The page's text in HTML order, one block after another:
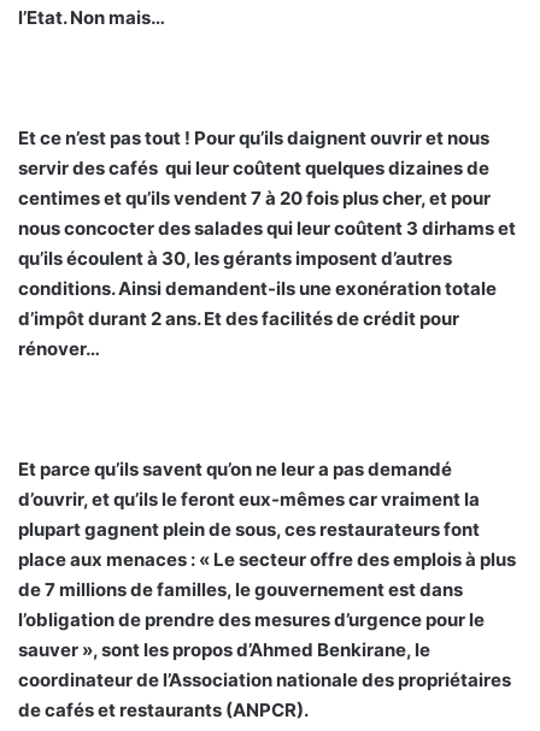
l’Etat. Non mais…
Et ce n’est pas tout ! Pour qu’ils daignent ouvrir et nous
servir des cafés qui leur coûtent quelques dizaines de
centimes et qu’ils vendent 7 à 20 fois plus cher, et pour
nous concocter des salades qui leur coûtent 3 dirhams et
qu’ils écoulent à 30, les gérants imposent d’autres
conditions. Ainsi demandent-ils une exonération totale
d’impôt durant 2 ans. Et des facilités de crédit pour
rénover…
Et parce qu’ils savent qu’on ne leur a pas demandé
d’ouvrir, et qu’ils le feront eux-mêmes car vraiment la
plupart gagnent plein de sous, ces restaurateurs font
place aux menaces : « Le secteur offre des emplois à plus
de 7 millions de familles, le gouvernement est dans
l’obligation de prendre des mesures d’urgence pour le
sauver », sont les propos d’Ahmed Benkirane, le
coordinateur de l’Association nationale des propriétaires
de cafés et restaurants (ANPCR).